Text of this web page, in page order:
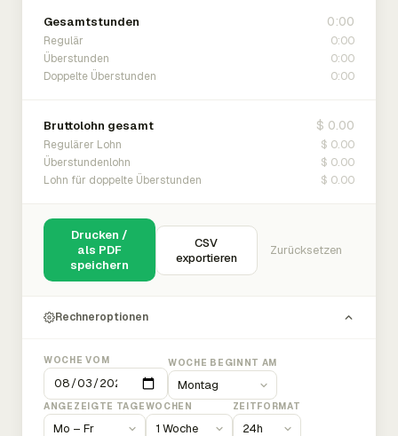
Gesamtstunden 0:00
Regulär 0:00
Überstunden 0:00
Doppelte Überstunden 0:00
Bruttolohn gesamt $ 0.00
Regulärer Lohn $ 0.00
Überstundenlohn $ 0.00
Lohn für doppelte Überstunden $ 0.00
Drucken /
als PDF
speichern
CSV
exportieren
Zurücksetzen
Rechneroptionen
WOCHE VOM WOCHE BEGINNT AM
ANGEZEIGTE TAGEWOCHEN ZEITFORMAT